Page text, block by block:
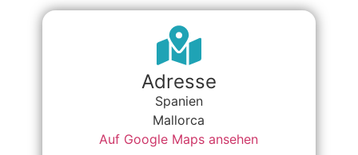
Adresse
Spanien
Mallorca
Auf Google Maps ansehen